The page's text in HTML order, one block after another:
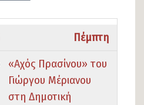
Πέμπτη
«Αχός Πρασίνου» του
Γιώργου Μέριανου
στη Δημοτική